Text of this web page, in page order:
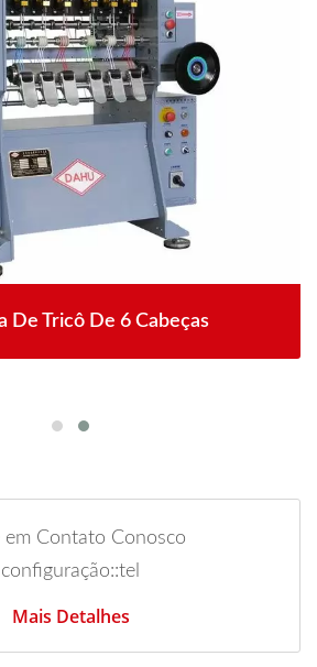
De Tricô De 6 Cabeças
em Contato Conosco
configuração::tel
Mais Detalhes